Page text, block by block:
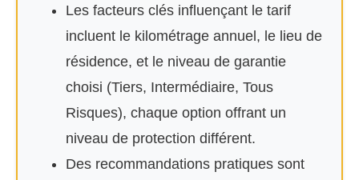
Les facteurs clés influençant le tarif
incluent le kilométrage annuel, le lieu de
résidence, et le niveau de garantie
choisi (Tiers, Intermédiaire, Tous
Risques), chaque option offrant un
niveau de protection différent.
Des recommandations pratiques sont